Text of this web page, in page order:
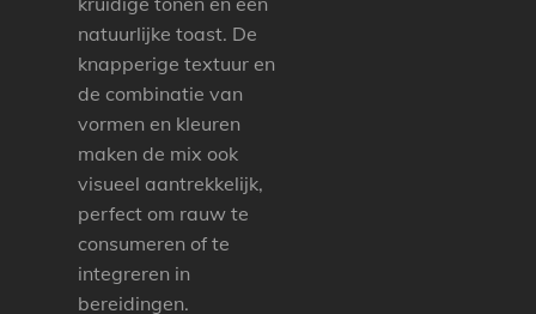
natuurlijke toast. De
knapperige textuur en
de combinatie van
vormen en kleuren
maken de mix ook
visueel aantrekkelijk,
perfect om rauw te
consumeren of te
integreren in
bereidingen.